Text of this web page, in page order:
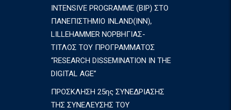
INTENSIVE PROGRAMME (BIP) ΣΤΟ
ΠΑΝΕΠΙΣΤΗΜΙΟ INLAND(INN),
LILLEHAMMER ΝΟΡΒΗΓΙΑΣ-
ΤΙΤΛΟΣ ΤΟΥ ΠΡΟΓΡΑΜΜΑΤΟΣ
“RESEARCH DISSEMINATION IN THE
DIGITAL AGE”
ΠΡΟΣΚΛΗΣΗ 25ης ΣΥΝΕΔΡΙΑΣΗΣ
ΤΗΣ ΣΥΝΕΛΕΥΣΗΣ ΤΟΥ